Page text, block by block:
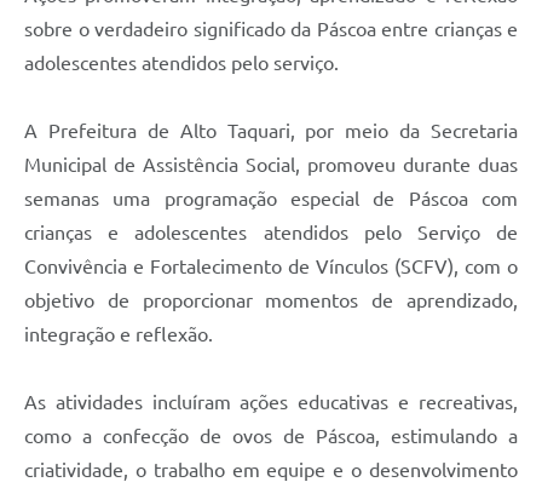
sobre o verdadeiro significado da Páscoa entre crianças e
adolescentes atendidos pelo serviço.
A Prefeitura de Alto Taquari, por meio da Secretaria
Municipal de Assistência Social, promoveu durante duas
semanas uma programação especial de Páscoa com
crianças e adolescentes atendidos pelo Serviço de
Convivência e Fortalecimento de Vínculos (SCFV), com o
objetivo de proporcionar momentos de aprendizado,
integração e reflexão.
As atividades incluíram ações educativas e recreativas,
como a confecção de ovos de Páscoa, estimulando a
criatividade, o trabalho em equipe e o desenvolvimento